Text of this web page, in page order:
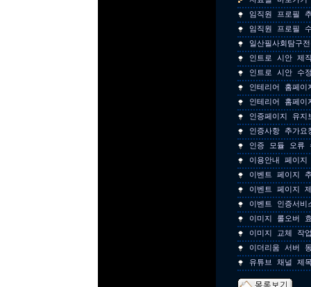
임직원 프로필
임직원 프로필
일산필사회탐구
인트로 시안 제
인트로 시안 수
인테리어 홈페이
인테리어 홈페이
인증페이지 유지
인증사항 추가
인증 모듈 오류
이용안내 페이
이벤트 페이지
이벤트 페이지
이벤트 인증서비
이미지 롤오버
이미지 교체 작
이더리움 서버
유튜브 채널 제